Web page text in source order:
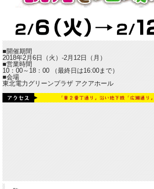
■開催期間
2018年2月6日（火）-2月12日（月）
■営業時間
10：00～18：00 （最終日は16:00まで）
■会場
東北電力グリーンプラザ アクアホール